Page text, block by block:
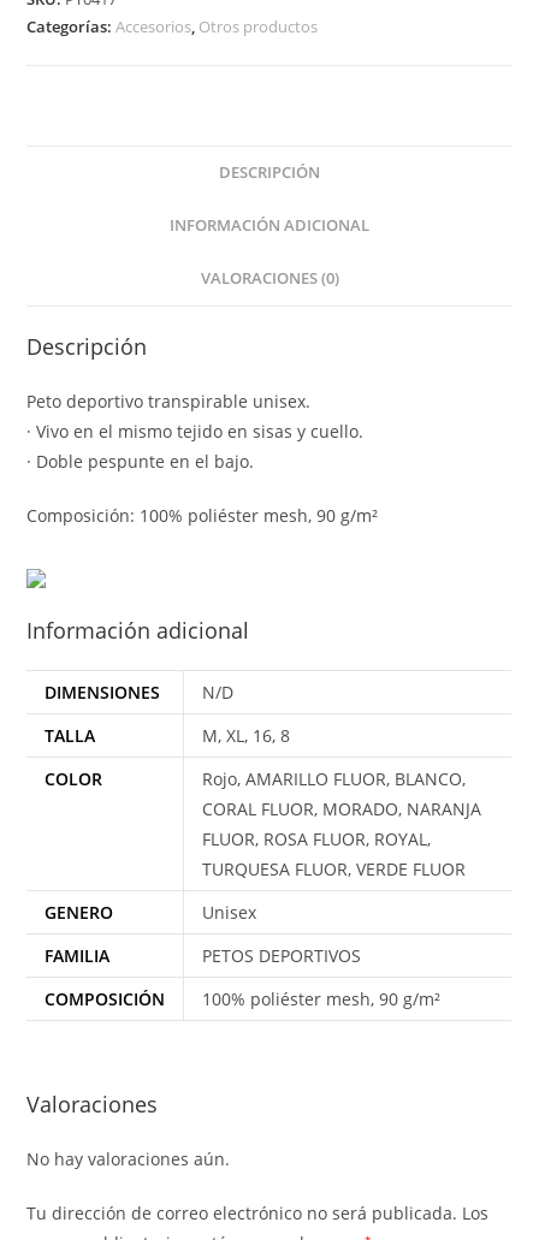
Categorías:Accesorios, Otros productos
DESCRIPCIÓN
INFORMACIÓN ADICIONAL
VALORACIONES (0)
Descripción
Peto deportivo transpirable unisex.
· Vivo en el mismo tejido en sisas y cuello.
· Doble pespunte en el bajo.
Composición: 100% poliéster mesh, 90 g/m²
Información adicional
DIMENSIONES
N/D
TALLA
M, XL, 16, 8
COLOR
Rojo, AMARILLO FLUOR, BLANCO,
CORAL FLUOR, MORADO, NARANJA
FLUOR, ROSA FLUOR, ROYAL,
TURQUESA FLUOR, VERDE FLUOR
GENERO
Unisex
FAMILIA
PETOS DEPORTIVOS
COMPOSICIÓN
100% poliéster mesh, 90 g/m²
Valoraciones
No hay valoraciones aún.
Tu dirección de correo electrónico no será publicada. Los